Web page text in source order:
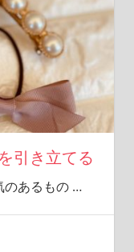
引き立てる
のあるもの …